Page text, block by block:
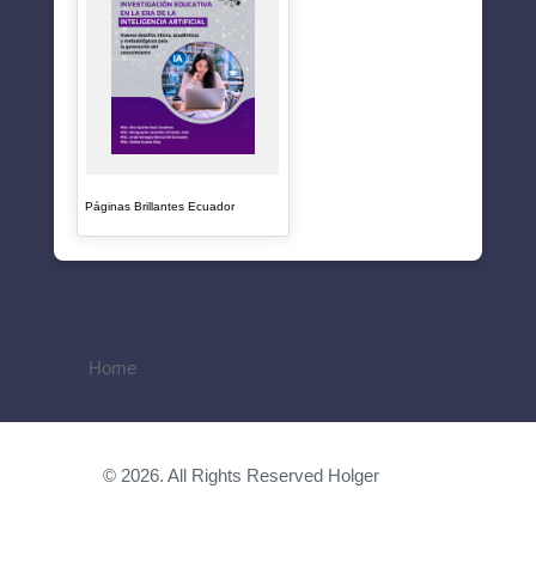
Páginas Brillantes Ecuador
Home
© 2026. All Rights Reserved Holger